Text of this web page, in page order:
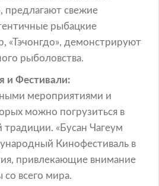
предлагают свежие
рыбацкие
«Тэчонгдо», демонстрируют
рыболовства.
и Фестивали:
мероприятиями и
можно погрузиться в
традиции. «Бусан Чагеум
Кинофестиваль в
привлекающие внимание
со всего мира.